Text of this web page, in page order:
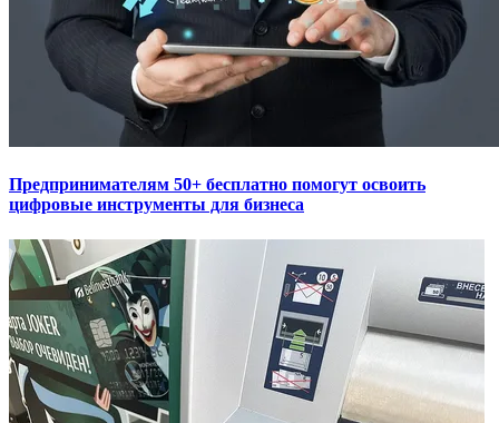
Предпринимателям 50+ бесплатно помогут освоить
цифровые инструменты для бизнеса